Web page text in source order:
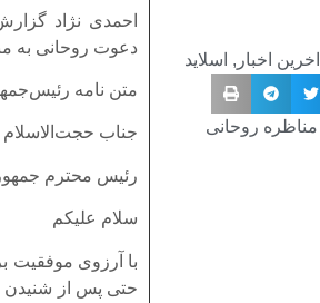
اخرین اخبار , اسلاید
مناظره روحانی
دعوت روحانی به
متن نامه
جناب
رئیس محترم
سلام علیکم
با آرزوی موفقیت
حتی پس از شنیدن